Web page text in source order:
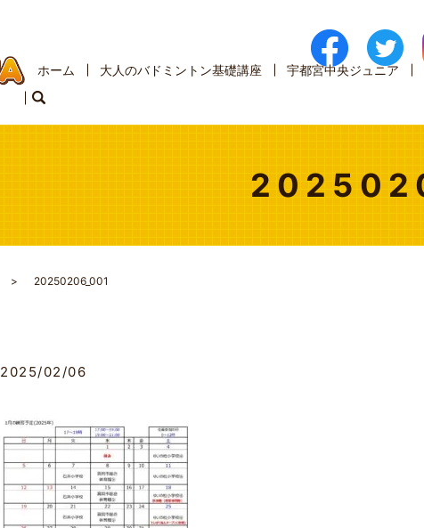
ホーム 大人のバドミントン基礎講座 宇都宮中央ジュニア
20250206_001
2025/02/06